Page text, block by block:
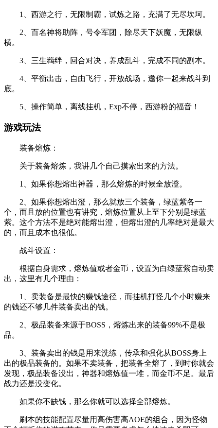
1、西游之行，无限制霸，试炼之路，充满了无尽坎坷。
2、百名神将助阵，号令军团，除尽天下妖魔，无限纵
横。
3、三生羁绊，回合对决，养成乱斗，完成不同的副本。
4、平衡出击，自由飞行，开放战场，邀你一起来战斗到
底。
5、操作简单，离线挂机，Exp不停，西游粉的福音！
游戏玩法
装备熔炼：
关于装备熔炼，我讲几个自己摸索出来的方法。
1、如果你想熔出神器，那么熔炼的时候全放澄。
2、如果你想熔出澄，那么就放三个装备，绿蓝紫各一
个，而且放的位置也有讲究，熔炼位置从上至下分别是绿蓝
紫。这个方法不是绝对能熔出澄，但熔出澄的几率绝对是最大
的，而且成本也很低。
战斗设置：
根据自身需求，熔炼值或者金币，设置为白绿蓝紫自动卖
出，这里有几个理由：
1、卖装备是最快的赚钱途径，而挂机打怪几个小时赚来
的钱还不够几件装备卖出的钱。
2、极品装备来源于BOSS，熔炼出来的装备99%不是极
品。
3、装备卖出的钱是用来洗练，传承和强化从BOSS身上
出的极品装备的。如果不卖装备，把装备全熔了，到时你就会
发现，极品装备没出，神器和熔炼值一堆，而金币不足。最后
战力还是没变化。
如果你不缺钱，那么你就可以选择全部熔炼。
刷本的技能配置尽量用高伤害高AOE的组合，因为怪物